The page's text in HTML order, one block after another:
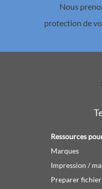
Nous
protection de
Ressources
Marques
Impression /
Preparer